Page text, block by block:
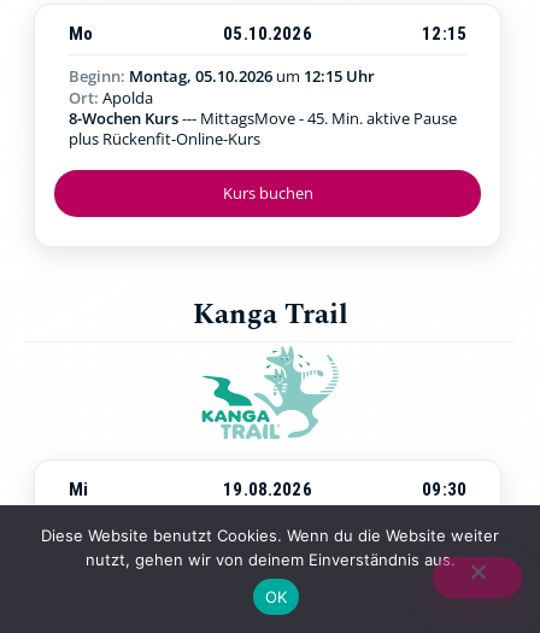
Kurs buchen
Mo 05.10.2026
12:15
Beginn: Montag, 05.10.2026 um 12:15 Uhr
Ort: Apolda
8-Wochen Kurs--- MittagsMove - 45. Min. aktive Pause
plus Rückenfit-Online-Kurs
Kanga Trail
Mi 19.08.2026
09:30
Beginn:Mittwoch, 19.08.2026um09:30 Uhr
Ort:Jena Paradies
4-Wochen-Kurs
--- Walking & Kraftübungen in der Natur
Diese Website benutzt Cookies. Wenn du die Website weiter
nutzt, gehen wir von deinem Einverständnis aus.
OK